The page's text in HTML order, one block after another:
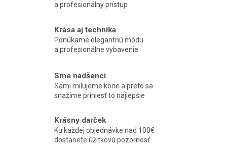
a profesionálny prístup
Krása aj technika
Ponúkame elegantnú módu
a profesionálne vybavenie
Sme nadšenci
Sami milujeme kone a preto sa
snažíme priniesť to najlepšie
Krásny darček
Ku každej objednávke nad 100€
dostanete úžitkovú pozornosť